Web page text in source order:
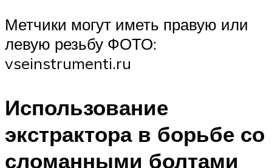
Метчики могут иметь правую или
левую резьбу ФОТО:
vseinstrumenti.ru
Использование
экстрактора в борьбе со
сломанными болтами